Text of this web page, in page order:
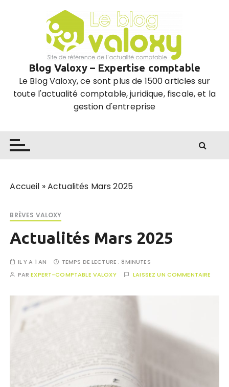
Blog Valoxy – Expertise comptable
Le Blog Valoxy, ce sont plus de 1500 articles sur
toute l'actualité comptable, juridique, fiscale, et la
gestion d'entreprise
Accueil »Actualités Mars 2025
BRÈVES VALOXY
Actualités Mars 2025
IL Y A 1 AN TEMPS DE LECTURE :8MINUTES
PAREXPERT-COMPTABLE VALOXY LAISSEZ UN COMMENTAIRE